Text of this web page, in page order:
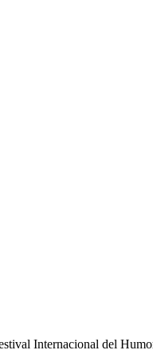
Internacional del